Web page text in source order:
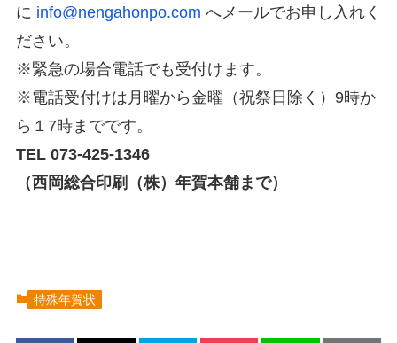
に info@nengahonpo.com へメールでお申し入れく
ださい。
※緊急の場合電話でも受付けます。
※電話受付けは月曜から金曜（祝祭日除く）9時か
ら１7時までです。
TEL 073-425-1346
（西岡総合印刷（株）年賀本舗まで）
特殊年賀状